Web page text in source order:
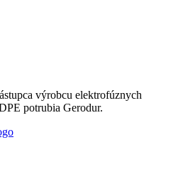
výrobcu elektrofúznych
potrubia Gerodur.